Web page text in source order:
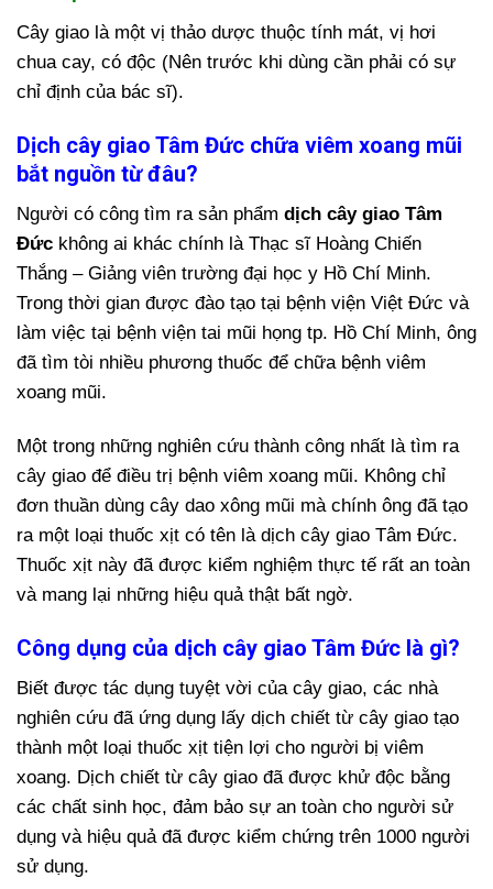
Cây giao là một vị thảo dược thuộc tính mát, vị hơi
chua cay, có độc (Nên trước khi dùng cần phải có sự
chỉ định của bác sĩ).
Dịch cây giao Tâm Đức chữa viêm xoang mũi
bắt nguồn từ đâu?
Người có công tìm ra sản phẩm dịch cây giao Tâm
Đức không ai khác chính là Thạc sĩ Hoàng Chiến
Thắng – Giảng viên trường đại học y Hồ Chí Minh.
Trong thời gian được đào tạo tại bệnh viện Việt Đức và
làm việc tại bệnh viện tai mũi họng tp. Hồ Chí Minh, ông
đã tìm tòi nhiều phương thuốc để chữa bệnh viêm
xoang mũi.
Một trong những nghiên cứu thành công nhất là tìm ra
cây giao để điều trị bệnh viêm xoang mũi. Không chỉ
đơn thuần dùng cây dao xông mũi mà chính ông đã tạo
ra một loại thuốc xịt có tên là dịch cây giao Tâm Đức.
Thuốc xịt này đã được kiểm nghiệm thực tế rất an toàn
và mang lại những hiệu quả thật bất ngờ.
Công dụng của dịch cây giao Tâm Đức là gì?
Biết được tác dụng tuyệt vời của cây giao, các nhà
nghiên cứu đã ứng dụng lấy dịch chiết từ cây giao tạo
thành một loại thuốc xịt tiện lợi cho người bị viêm
xoang. Dịch chiết từ cây giao đã được khử độc bằng
các chất sinh học, đảm bảo sự an toàn cho người sử
dụng và hiệu quả đã được kiểm chứng trên 1000 người
sử dụng.